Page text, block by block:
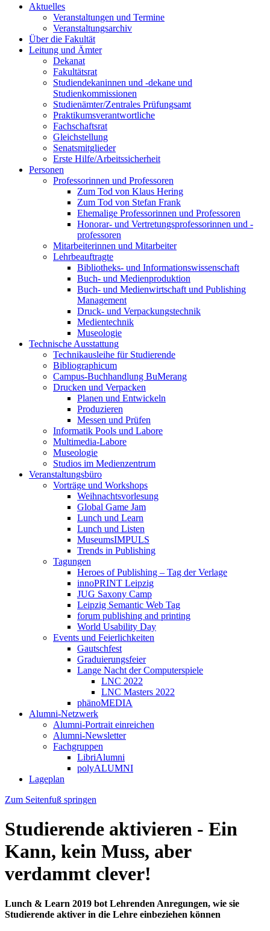
Aktuelles
Veranstaltungen und Termine
Veranstaltungsarchiv
Über die Fakultät
Leitung und Ämter
Dekanat
Fakultätsrat
Studiendekaninnen und -dekane und
Studienkommissionen
Studienämter/Zentrales Prüfungsamt
Praktikumsverantwortliche
Fachschaftsrat
Gleichstellung
Senatsmitglieder
Erste Hilfe/Arbeitssicherheit
Personen
Professorinnen und Professoren
Zum Tod von Klaus Hering
Zum Tod von Stefan Frank
Ehemalige Professorinnen und Professoren
Honorar- und Vertretungsprofessorinnen und -
professoren
Mitarbeiterinnen und Mitarbeiter
Lehrbeauftragte
Bibliotheks- und Informationswissenschaft
Buch- und Medienproduktion
Buch- und Medienwirtschaft und Publishing
Management
Druck- und Verpackungstechnik
Medientechnik
Museologie
Technische Ausstattung
Technikausleihe für Studierende
Bibliographicum
Campus-Buchhandlung BuMerang
Drucken und Verpacken
Planen und Entwickeln
Produzieren
Messen und Prüfen
Informatik Pools und Labore
Multimedia-Labore
Museologie
Studios im Medienzentrum
Veranstaltungsbüro
Vorträge und Workshops
Weihnachtsvorlesung
Global Game Jam
Lunch und Learn
Lunch und Listen
MuseumsIMPULS
Trends in Publishing
Tagungen
Heroes of Publishing – Tag der Verlage
innoPRINT Leipzig
JUG Saxony Camp
Leipzig Semantic Web Tag
forum publishing and printing
World Usability Day
Events und Feierlichkeiten
Gautschfest
Graduierungsfeier
Lange Nacht der Computerspiele
LNC 2022
LNC Masters 2022
phänoMEDIA
Alumni-Netzwerk
Alumni-Portrait einreichen
Alumni-Newsletter
Fachgruppen
LibriAlumni
polyALUMNI
Lageplan
Zum Seitenfuß springen
Studierende aktivieren - Ein
Kann, kein Muss, aber
verdammt clever!
Lunch & Learn 2019 bot Lehrenden Anregungen, wie sie
Studierende aktiver in die Lehre einbeziehen können